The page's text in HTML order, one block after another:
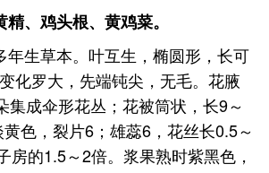
精、鸡头根、黄鸡菜。
年生草本。叶互生，椭圆形，长可
化罗大，先端钝尖，无毛。花腋
集成伞形花丛；花被筒状，长9～
色，裂片6；雄蕊6，花丝长0.5～
房的1.5～2倍。浆果熟时紫黑色，